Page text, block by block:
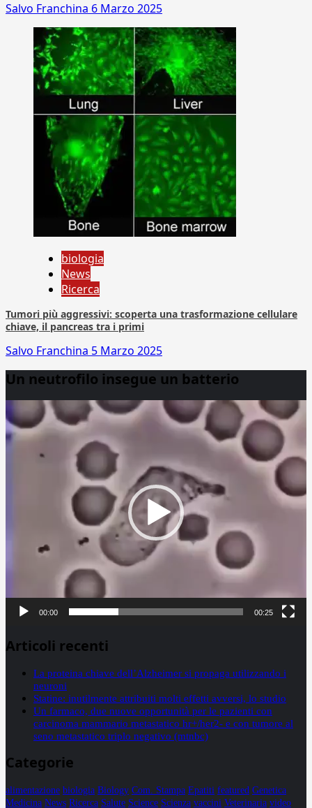
Salvo Franchina 6 Marzo 2025
biologia
News
Ricerca
Tumori più aggressivi: scoperta una trasformazione cellulare
chiave, il pancreas tra i primi
Salvo Franchina 5 Marzo 2025
Un neutrofilo insegue un batterio
Player
00:00 00:25
Articoli recenti
La proteina chiave dell’Alzheimer si propaga utilizzando i
neuroni
Statine: inutilmente attribuiti molti effetti avversi, lo studio
Un farmaco, due nuove opportunità per le pazienti con
carcinoma mammario metastatico hr+/her2- e con tumore al
seno metastatico triplo negativo (mtnbc)
Categorie
alimentazione biologia Biology Com. Stampa Epatiti featured Genetica
Medicina News Ricerca Salute Science Scienza vaccini Veterinaria video